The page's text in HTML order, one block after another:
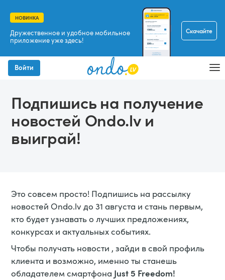
НОВИНКА
Дружественное и удобное мобильное
приложение уже здесь!
Скачайте
Войти
Подпишись на получение
новостей Ondo.lv и
выиграй!
Это совсем просто! Подпишись на рассылку
новостей Ondo.lv до 31 августа и стань первым,
кто будет узнавать о лучших предложениях,
конкурсах и актуальных событиях.
Чтобы получать новости , зайди в свой профиль
клиента и возможно, именно ты станешь
обладателем смартфонa Just 5 Freedom!